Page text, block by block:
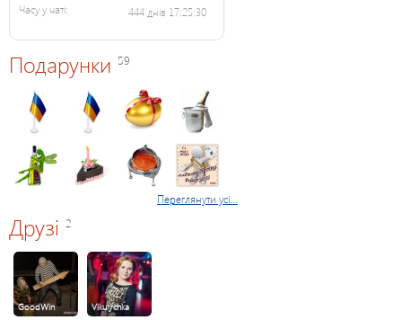
Часу у чаті: 444 днів 17:25:30
Подарунки 59
Переглянути усі...
Друзі 2
GoodWin Vikulychka